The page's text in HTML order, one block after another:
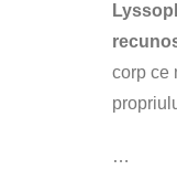
corp ce
…